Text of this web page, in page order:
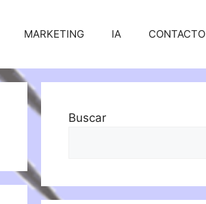
MARKETING IA CONTACTO
Buscar